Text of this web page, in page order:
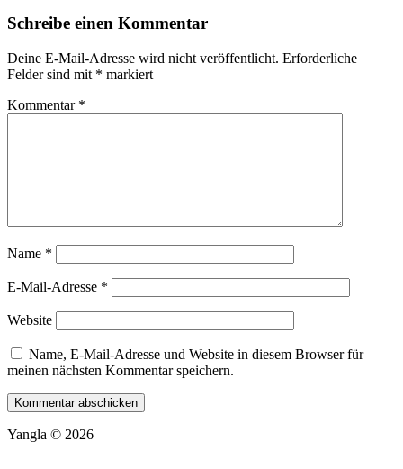
Schreibe einen Kommentar
Deine E-Mail-Adresse wird nicht veröffentlicht. Erforderliche
Felder sind mit * markiert
Kommentar *
Name *
E-Mail-Adresse *
Website
Name, E-Mail-Adresse und Website in diesem Browser für
meinen nächsten Kommentar speichern.
Yangla © 2026